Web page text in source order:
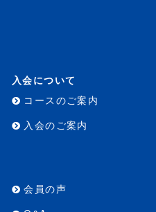
入会について
コースのご案内
入会のご案内
会員の声